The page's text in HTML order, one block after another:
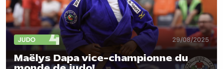
JUDO 29/08/2025
Maëlys Dapa vice-championne du